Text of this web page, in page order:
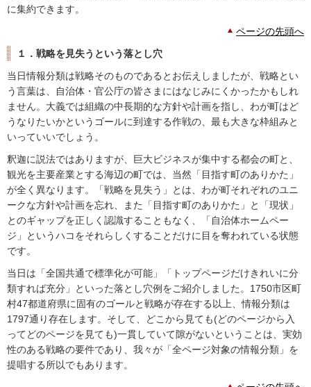
に集約できます。
ページの先頭へ
１．戦略を見失うという落とし穴
当日情報分類は戦略そのものであるとお伝えしましたが、戦略とい
う言葉は、自治体・官公庁の皆さまにはなじみにくかったかもしれ
ません。大義では組織の中長期的な方針や計画を指し、わが町はど
うなりたいかというゴールに到達する作戦の、最も大きな枠組みと
いっていいでしょう。
釈迦に説法ではありますが、巨大ビジネスが集中する都会の町と、
観光を主要産業とする海辺の町では、当然「目指す町のありかた」
が全く異なります。「戦略を見失う」とは、わが町それぞれのユニ
ークな方針や計画を忘れ、また「目指す町のありかた」と「現状」
とのギャップを正しく認識することもなく、「自治体ホームペー
ジ」というハコをそれらしくすることだけに目を奪われている状態
です。
当日は「全国共通で標準化が可能」「トップページだけきれいに分
類すれば充分」といった落とし穴例をご紹介しました。1750市区町
村47都道府県に固有のゴールと戦略が存在する以上、情報分類は
1797通り存在します。そして、どこから見ても(どのページから入
ってどのページを見ても)一貫していて隙がないということは、実効
性のある戦略の要件であり、我々が「全ページ対象の情報分類」を
提唱する所以でもあります。